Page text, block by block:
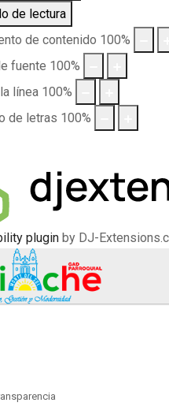
de lectura
de contenido 100%
fuente 100%
línea 100%
de letras 100%
plugin by DJ-